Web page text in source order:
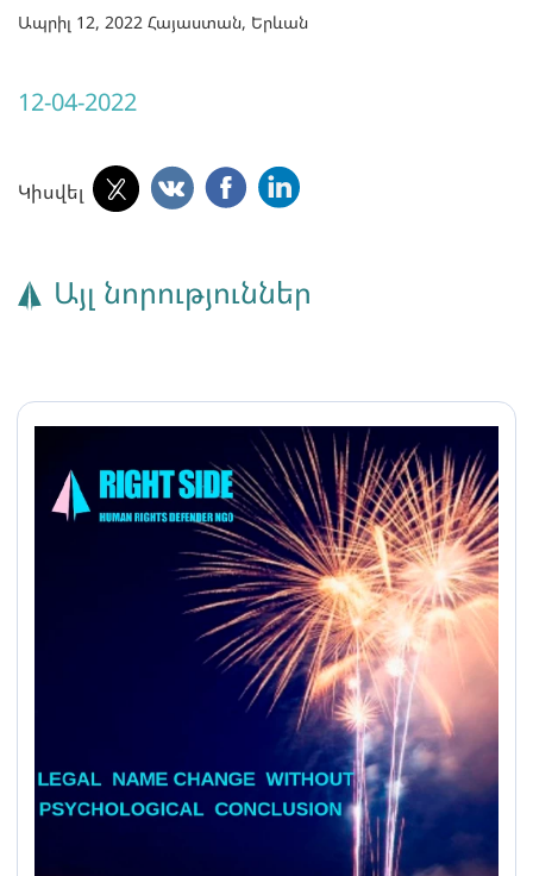
Ապրիլ 12, 2022 Հայաստան, Երևան
12-04-2022
Կիսվել
Այլ նորություններ